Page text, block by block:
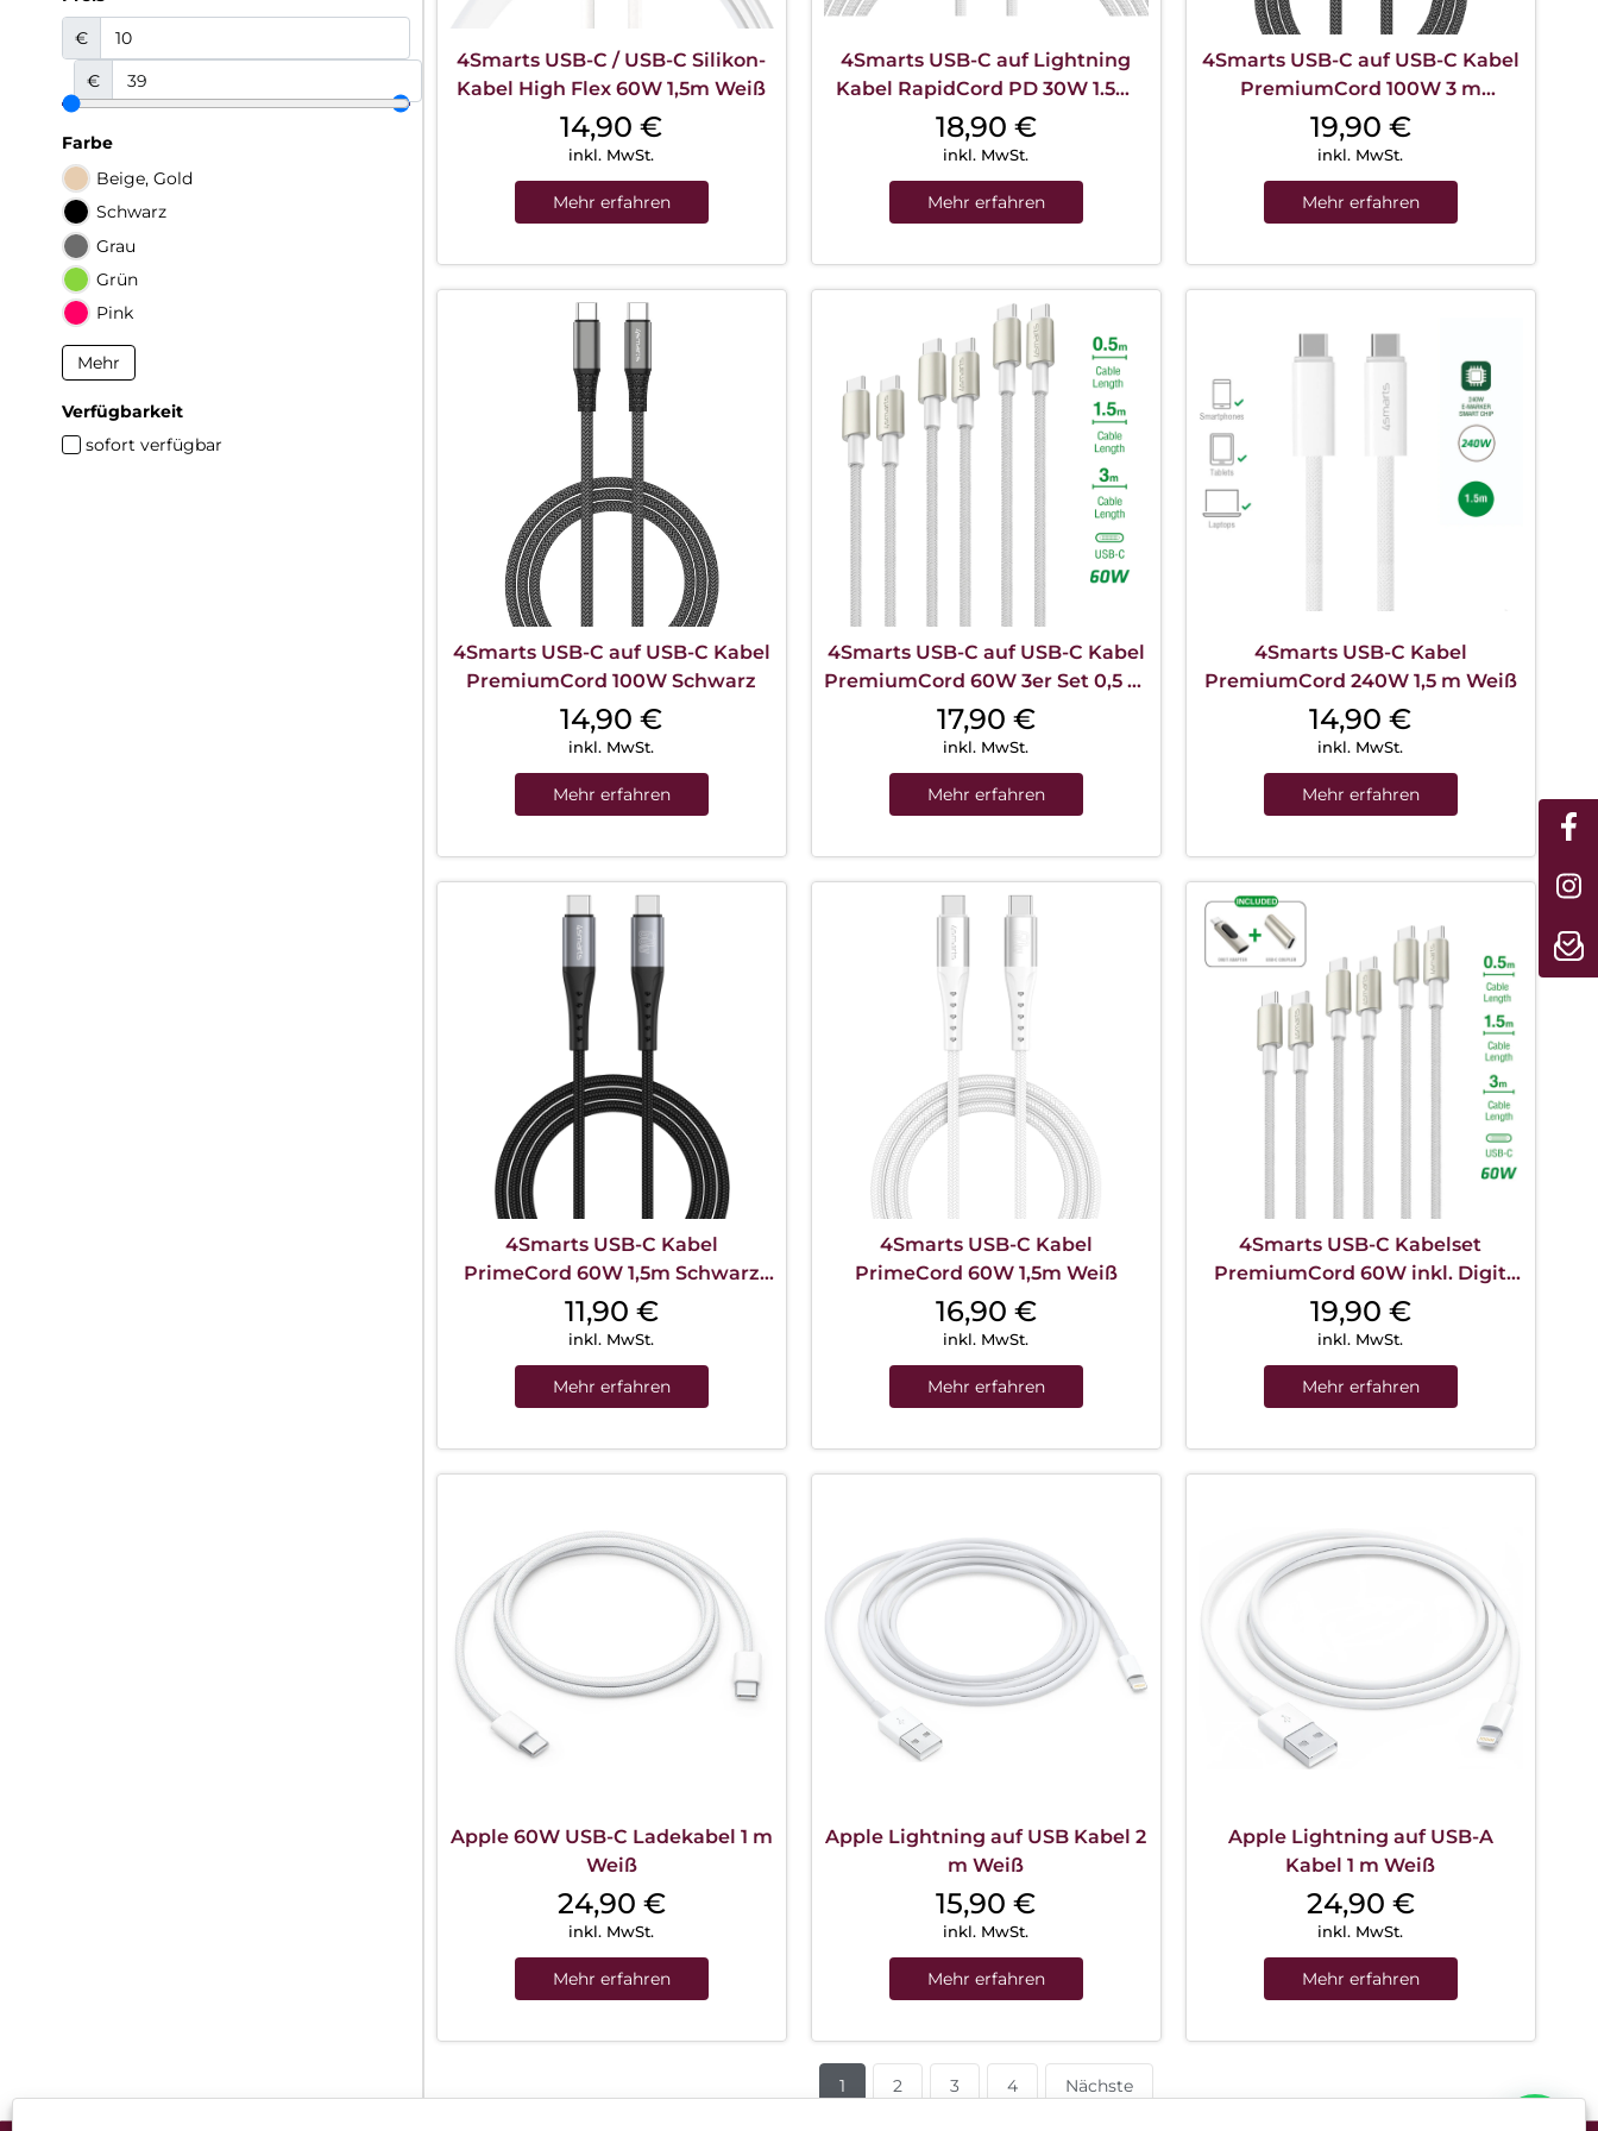
€
€
Farbe
Beige, Gold
Schwarz
Grau
Grün
Pink
Mehr
Verfügbarkeit
sofort verfügbar
4Smarts USB-C / USB-C Silikon-
Kabel High Flex 60W 1,5m Weiß
14,90€
inkl. MwSt.
Mehr erfahren
4Smarts USB-C auf Lightning
Kabel RapidCord PD 30W 1.5m
Weiß
18,90 €
inkl. MwSt.
Mehr erfahren
4Smarts USB-C auf USB-C Kabel
PremiumCord 100W 3 m
Schwarz
19,90 €
inkl. MwSt.
Mehr erfahren
4Smarts USB-C auf USB-C Kabel
PremiumCord 100W Schwarz
14,90€
inkl. MwSt.
Mehr erfahren
4Smarts USB-C auf USB-C Kabel
PremiumCord 60W 3er Set 0,5 m
+ 1,5 m + 3 m Weiß / Silber
17,90 €
inkl. MwSt.
Mehr erfahren
4Smarts USB-C Kabel
PremiumCord 240W 1,5 m Weiß
14,90€
inkl. MwSt.
Mehr erfahren
4Smarts USB-C Kabel
PrimeCord 60W 1,5m Schwarz
Gun
11,90 €
inkl. MwSt.
Mehr erfahren
4Smarts USB-C Kabel
PrimeCord 60W 1,5m Weiß
16,90 €
inkl. MwSt.
Mehr erfahren
4Smarts USB-C Kabelset
PremiumCord 60W inkl. Digit
Adapter u. Koppler Weiß
19,90 €
inkl. MwSt.
Mehr erfahren
Apple 60W USB-C Ladekabel 1 m
Weiß
24,90 €
inkl. MwSt.
Mehr erfahren
Apple Lightning auf USB Kabel 2
m Weiß
15,90€
inkl. MwSt.
Mehr erfahren
Apple Lightning auf USB-A
Kabel 1 m Weiß
24,90 €
inkl. MwSt.
Mehr erfahren
1 2 3 4 Nächste